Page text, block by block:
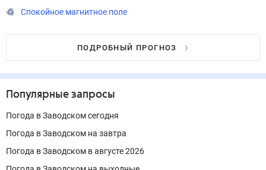
Спокойное магнитное поле
ПОДРОБНЫЙ ПРОГНОЗ
Популярные запросы
Погода в Заводском сегодня
Погода в Заводском на завтра
Погода в Заводском в августе 2026